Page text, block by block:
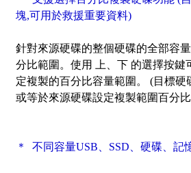
塊,可用於救援重要資料)
針對來源硬碟的整個硬碟的全部容
分比範圍。使用 上、下 的選擇按鍵
定複製的百分比容量範圍。 (目標硬
或等於來源硬碟設定複製範圍百分
＊ 不同容量USB、SSD、硬碟、記